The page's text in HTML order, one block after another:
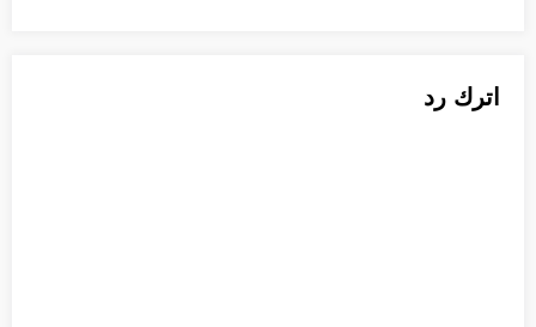
اترك رد